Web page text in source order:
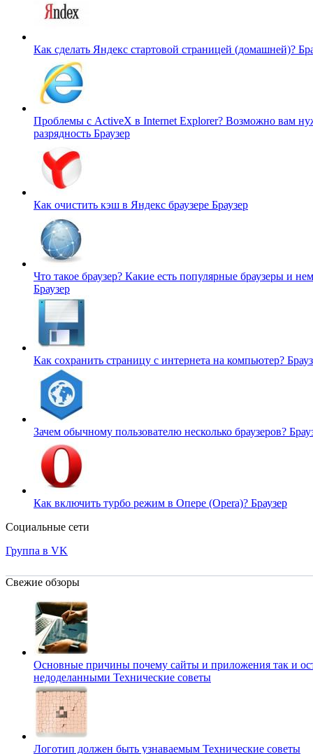
Как сделать Яндекс стартовой страницей (домашней)?
Проблемы с ActiveX в Internet Explorer? Возможно вам
разрядность Браузер
Как очистить кэш в Яндекс браузере Браузер
Что такое браузер? Какие есть популярные браузеры и
Браузер
Как сохранить страницу с интернета на компьютер?
Зачем обычному пользователю несколько браузеров?
Как включить турбо режим в Опере (Opera)? Браузер
Социальные сети
Группа в VK
Свежие обзоры
Основные причины почему сайты и приложения так и
недоделанными Технические советы
Логотип должен быть узнаваемым Технические советы